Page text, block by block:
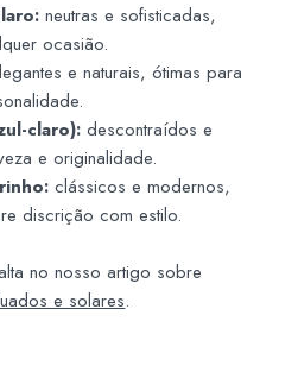
neutras e sofisticadas,
ocasião.
e naturais, ótimas para
claro): descontraídos e
e originalidade.
clássicos e modernos,
discrição com estilo.
no nosso artigo sobre
e solares.